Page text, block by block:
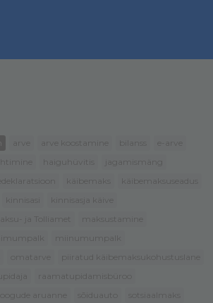
arve arve koostamine bilanss
e-arve
haiguhüvitis
jagamismäng
käibemaks
käibemaksuseadus
kinnisasi
kinnisasja käive
ja Tolliamet
maksustamine
miinumumpalk
omatarve
piiratud käibemaksukohustuslane
raamatupidamisbüroo
aruanne sõiduauto
sotsiaalmaks